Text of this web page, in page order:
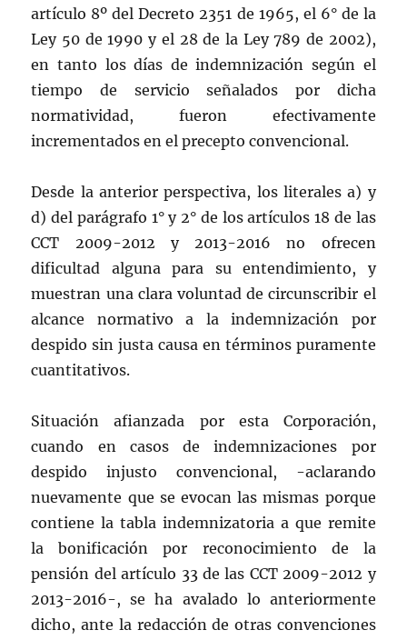
artículo 8º del Decreto 2351 de 1965, el 6° de la
Ley 50 de 1990 y el 28 de la Ley 789 de 2002),
en tanto los días de indemnización según el
tiempo de servicio señalados por dicha
normatividad, fueron efectivamente
incrementados en el precepto convencional.
Desde la anterior perspectiva, los literales a) y
d) del parágrafo 1° y 2° de los artículos 18 de las
CCT 2009-2012 y 2013-2016 no ofrecen
dificultad alguna para su entendimiento, y
muestran una clara voluntad de circunscribir el
alcance normativo a la indemnización por
despido sin justa causa en términos puramente
cuantitativos.
Situación afianzada por esta Corporación,
cuando en casos de indemnizaciones por
despido injusto convencional, -aclarando
nuevamente que se evocan las mismas porque
contiene la tabla indemnizatoria a que remite
la bonificación por reconocimiento de la
pensión del artículo 33 de las CCT 2009-2012 y
2013-2016-, se ha avalado lo anteriormente
dicho, ante la redacción de otras convenciones